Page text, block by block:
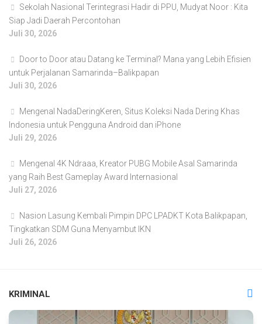
Sekolah Nasional Terintegrasi Hadir di PPU, Mudyat Noor : Kita
Siap Jadi Daerah Percontohan
Juli 30, 2026
Door to Door atau Datang ke Terminal? Mana yang Lebih Efisien
untuk Perjalanan Samarinda–Balikpapan
Juli 30, 2026
Mengenal NadaDeringKeren, Situs Koleksi Nada Dering Khas
Indonesia untuk Pengguna Android dan iPhone
Juli 29, 2026
Mengenal 4K Ndraaa, Kreator PUBG Mobile Asal Samarinda
yang Raih Best Gameplay Award Internasional
Juli 27, 2026
Nasion Lasung Kembali Pimpin DPC LPADKT Kota Balikpapan,
Tingkatkan SDM Guna Menyambut IKN
Juli 26, 2026
KRIMINAL